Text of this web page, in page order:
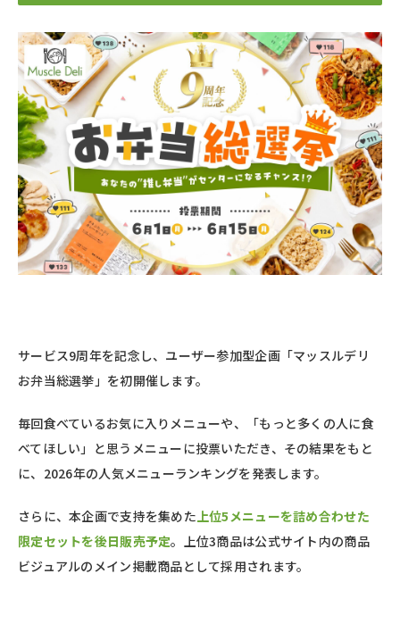
サービス9周年を記念し、ユーザー参加型企画「マッスルデリ
お弁当総選挙」を初開催します。
毎回食べているお気に入りメニューや、「もっと多くの人に食
べてほしい」と思うメニューに投票いただき、その結果をもと
に、2026年の人気メニューランキングを発表します。
さらに、本企画で支持を集めた 上位5メニューを詰め合わせた
限定セットを後日販売予定。上位3商品は公式サイト内の商品
ビジュアルのメイン掲載商品として採用されます。